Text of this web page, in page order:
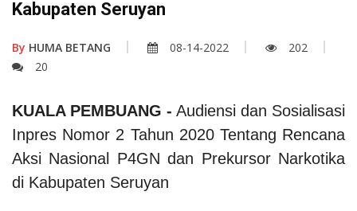
Kabupaten Seruyan
By HUMA BETANG 08-14-2022
202
20
KUALA PEMBUANG - Audiensi dan Sosialisasi
Inpres Nomor 2 Tahun 2020 Tentang Rencana
Aksi Nasional P4GN dan Prekursor Narkotika
di Kabupaten Seruyan